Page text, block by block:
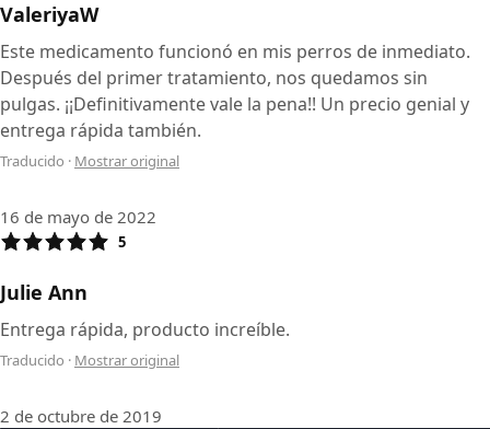
ValeriyaW
Este medicamento funcionó en mis perros de inmediato.
Después del primer tratamiento, nos quedamos sin
pulgas. ¡¡Definitivamente vale la pena!! Un precio genial y
entrega rápida también.
Traducido · Mostrar original
16 de mayo de 2022
5
Julie Ann
Entrega rápida, producto increíble.
Traducido · Mostrar original
2 de octubre de 2019